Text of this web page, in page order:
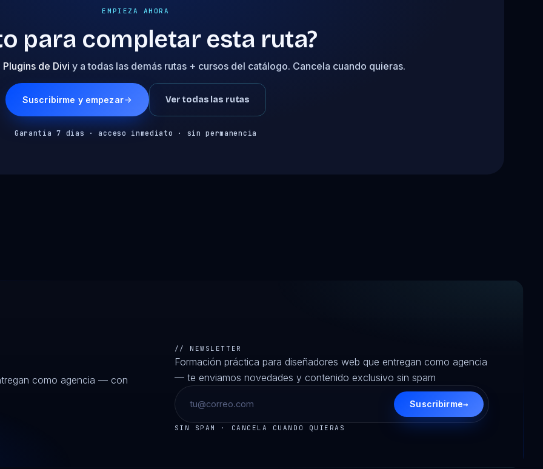
EMPIEZA AHORA
para completar esta ruta?
Plugins de Divi y a todas las demás rutas + cursos del catálogo. Cancela cuando quieras.
Suscribirme y empezar Ver todas las rutas
Garantía 7 días · acceso inmediato · sin permanencia
como agencia — con
// NEWSLETTER
Formación práctica para diseñadores web que entregan como agencia
— te enviamos novedades y contenido exclusivo sin spam
Suscribirme→
SIN SPAM · CANCELA CUANDO QUIERAS